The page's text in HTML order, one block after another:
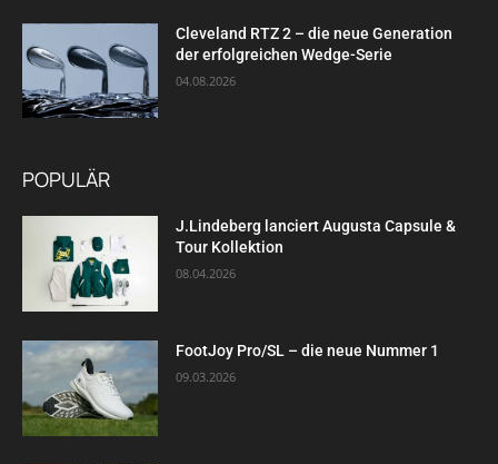
Cleveland RTZ 2 – die neue Generation
der erfolgreichen Wedge-Serie
04.08.2026
POPULÄR
J.Lindeberg lanciert Augusta Capsule &
Tour Kollektion
08.04.2026
FootJoy Pro/SL – die neue Nummer 1
09.03.2026